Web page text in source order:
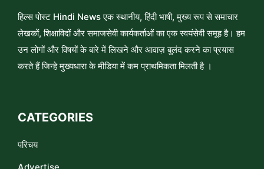
हिल्स पोस्ट Hindi News एक स्थानीय, हिंदी भाषी, मुख्य रूप से समाचार
लेखकों, शिक्षाविदों और समाजसेवी कार्यकर्ताओं का एक स्वयंसेवी समूह है। हम
उन लोगों और विषयों के बारे में लिखने और आवाज़ बुलंद करने का प्रयास
करते हैं जिन्हे मुख्यधारा के मीडिया में कम प्राथमिकता मिलती है ।
CATEGORIES
परिचय
Advertise